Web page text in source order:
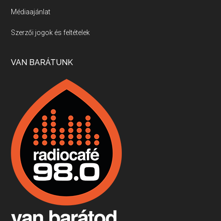
Villány, kékfrankos, Jackfall
Apr 17, 2026 • 00:35:38
Boston, teadélután, bab és homár
Apr 9, 2026 • 00:37:17
Fermentáljunk, a testünk meghálálja!
Apr 3, 2026 • 00:36:07
Médiaajánlat
Szerzői jogok és feltételek
VAN BARÁTUNK